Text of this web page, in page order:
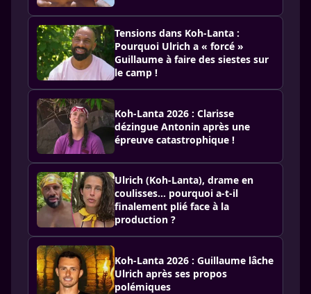
Tensions dans Koh-Lanta :
Pourquoi Ulrich a « forcé »
Guillaume à faire des siestes sur
le camp !
Koh-Lanta 2026 : Clarisse
dézingue Antonin après une
épreuve catastrophique !
Ulrich (Koh-Lanta), drame en
coulisses… pourquoi a-t-il
finalement plié face à la
production ?
Koh-Lanta 2026 : Guillaume lâche
Ulrich après ses propos
polémiques